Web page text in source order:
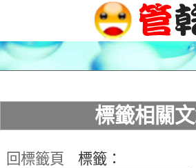
標籤相關
回標籤頁
標籤：